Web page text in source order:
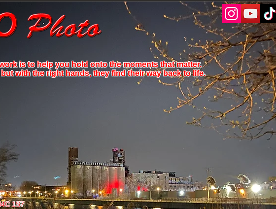
1S7
is to help you hold onto the moments that matter.
with the right hands, they find their way back to life.